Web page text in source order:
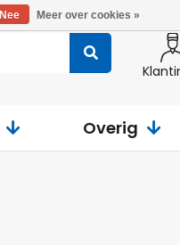
Overig
Nee Meer over cookies »